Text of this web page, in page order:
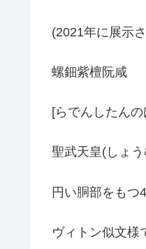
(2021年に展示
螺鈿紫檀阮咸
[らでんしたんの
聖武天皇(しょう
円い胴部をもつ
ヴィトン似文様